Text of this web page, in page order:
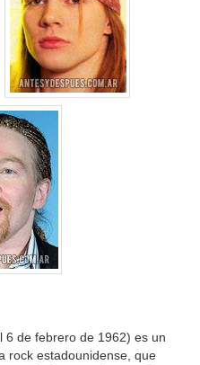
6 de febrero de 1962) es un
rock estadounidense, que